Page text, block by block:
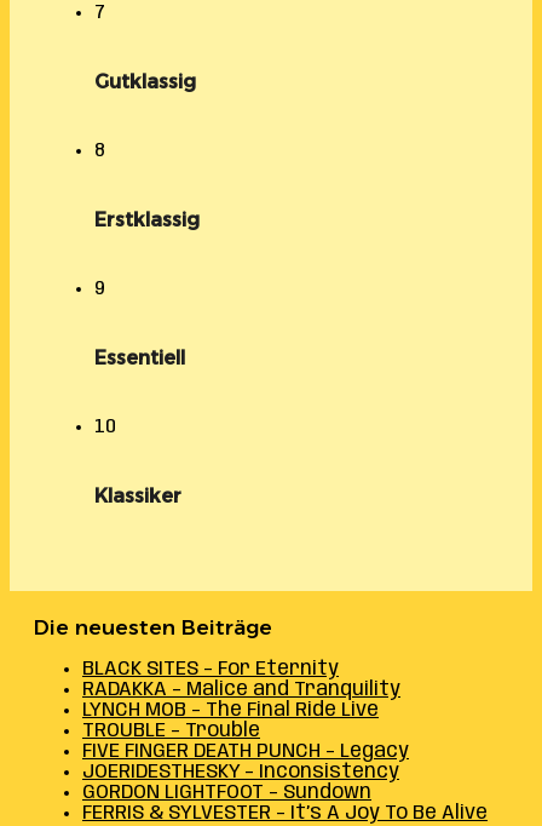
7
Gutklassig
8
Erstklassig
9
Essentiell
10
Klassiker
Die neuesten Beiträge
BLACK SITES – For Eternity
RADAKKA – Malice and Tranquility
LYNCH MOB – The Final Ride Live
TROUBLE – Trouble
FIVE FINGER DEATH PUNCH – Legacy
JOERIDESTHESKY – Inconsistency
GORDON LIGHTFOOT – Sundown
FERRIS & SYLVESTER – It’s A Joy To Be Alive